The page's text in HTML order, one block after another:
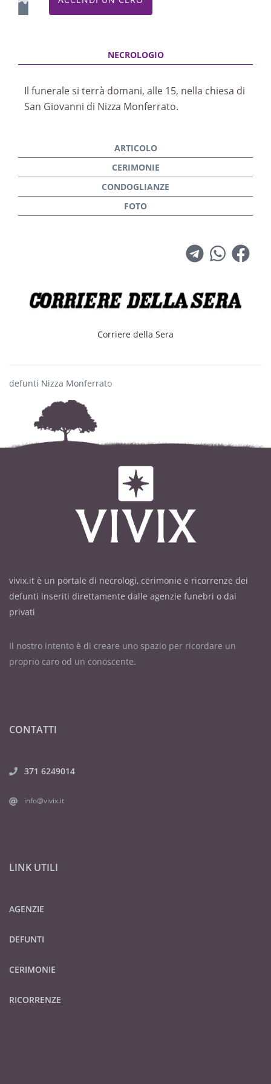
Il funerale si terrà domani, alle 15, nella chiesa di
San Giovanni di Nizza Monferrato.
sostenuti e spinti a fare del nostro meglio.
motore: la passione. Se n’è andato lasciando
un’eredità concreta nelle colline tra Langhe e
Monferrato, fatta di vini, persone e un metodo
che mette al centro il rispetto del vigneto». Un
«Enologo dell’anno». «Per Noè la vigna era al
centro, prima si stabiliva il prezzo delle uve di
qualità e di conseguenza al vino — racconta
Lorenzo Giordano, presidente della Cantina di
Vinchio e Vaglio Serra —. Perdiamo un Maestro
Corriere della Sera
defunti Nizza Monferrato
vivix.it è un portale di necrologi, cerimonie e ricorrenze dei
defunti inseriti direttamente dalle agenzie funebri o dai
privati
Il nostro intento è di creare uno spazio per ricordare un
proprio caro od un conoscente.
CONTATTI
371 6249014
info@vivix.it
LINK UTILI
AGENZIE
DEFUNTI
CERIMONIE
RICORRENZE